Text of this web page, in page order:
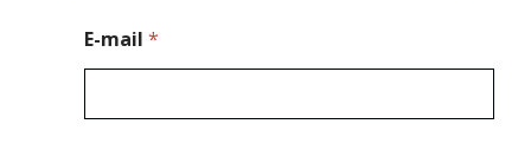
E-mail *